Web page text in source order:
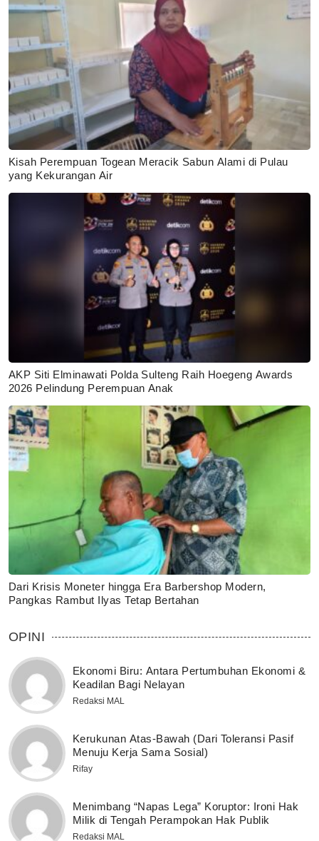
Kisah Perempuan Togean Meracik Sabun Alami di Pulau
yang Kekurangan Air
AKP Siti Elminawati Polda Sulteng Raih Hoegeng Awards
2026 Pelindung Perempuan Anak
Dari Krisis Moneter hingga Era Barbershop Modern,
Pangkas Rambut Ilyas Tetap Bertahan
OPINI
Ekonomi Biru: Antara Pertumbuhan Ekonomi &
Keadilan Bagi Nelayan
Redaksi MAL
Kerukunan Atas-Bawah (Dari Toleransi Pasif
Menuju Kerja Sama Sosial)
Rifay
Menimbang “Napas Lega” Koruptor: Ironi Hak
Milik di Tengah Perampokan Hak Publik
Redaksi MAL